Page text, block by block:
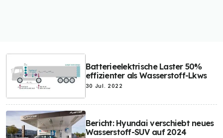
Batterieelektrische Laster 50%
effizienter als Wasserstoff-Lkws
30 Jul. 2022
Bericht: Hyundai verschiebt neues
Wasserstoff-SUV auf 2024